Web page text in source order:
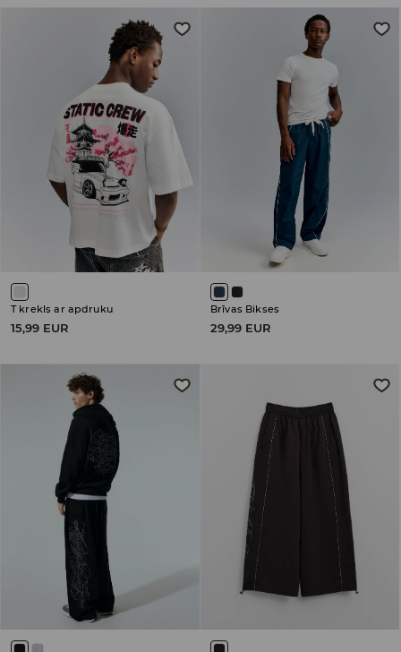
T krekls ar apdruku
15,99 EUR
Brīvas Bikses
29,99 EUR